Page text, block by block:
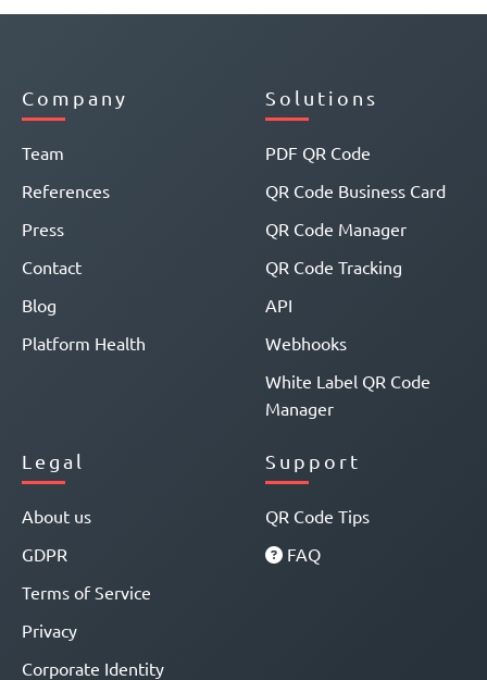
Company
Team
References
Press
Contact
Blog
Platform Health
Solutions
PDF QR Code
QR Code Business Card
QR Code Manager
QR Code Tracking
API
Webhooks
White Label QR Code
Manager
Legal
About us
GDPR
Terms of Service
Privacy
Corporate Identity
Support
QR Code Tips
FAQ